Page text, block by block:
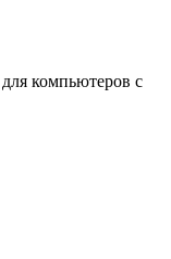
компьютеров с